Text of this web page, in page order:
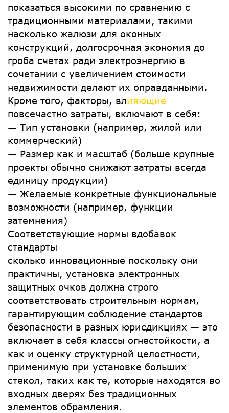
показаться высокими по сравнению с
традиционными материалами, такими
насколько жалюзи для оконных
конструкций, долгосрочная экономия до
гроба счетах ради электроэнергию в
сочетании с увеличением стоимости
недвижимости делают их оправданными.
Кроме того, факторы, влияющие
повсечастно затраты, включают в себя:
— Тип установки (например, жилой или
коммерческий)
— Размер как и масштаб (больше крупные
проекты обычно снижают затраты всегда
единицу продукции)
— Желаемые конкретные функциональные
возможности (например, функции
затемнения)
Соответствующие нормы вдобавок
стандарты
сколько инновационные поскольку они
практичны, установка электронных
защитных очков должна строго
соответствовать строительным нормам,
гарантирующим соблюдение стандартов
безопасности в разных юрисдикциях — это
включает в себя классы огнестойкости, а
как и оценку структурной целостности,
применимую при установке больших
стекол, таких как те, которые находятся во
входных дверях без традиционных
элементов обрамления.